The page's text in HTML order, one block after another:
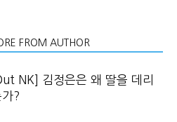
FROM AUTHOR
NK] 김정은은 왜 딸을 데리
?